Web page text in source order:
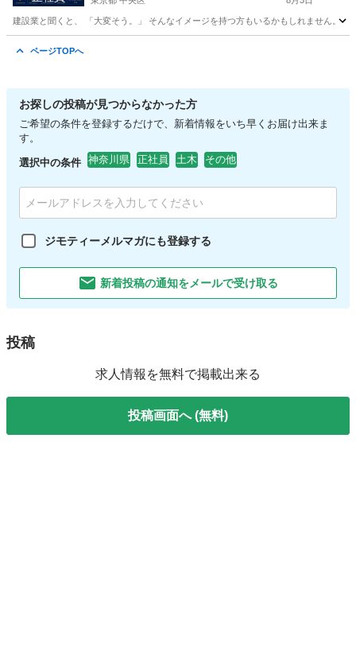
建設業と聞くと、 「大変そう。」 そんなイメージを持つ方もいるかもしれません。
ページTOPへ
お探しの投稿が見つからなかった方
ご希望の条件を登録するだけで、新着情報をいち早くお届け出来ま
す。
選択中の条件 神奈川県 正社員 土木 その他
ジモティーメルマガにも登録する
新着投稿の通知をメールで受け取る
投稿
求人情報を無料で掲載出来る
投稿画面へ (無料)